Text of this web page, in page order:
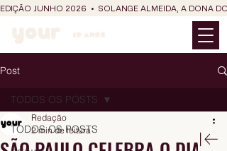
EDIÇÃO JUNHO 2026  •  SOLANGE ALMEIDA, A DONA
Post
TODOS OS POSTS
TODOS OS POSTS
Redação
2 min de leitura